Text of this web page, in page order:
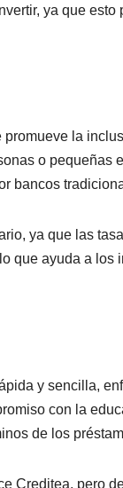
ya que esto
la
o pequeñas
bancos
ya que las
que ayuda a los
y sencilla,
con la
de los
Creditea, pero